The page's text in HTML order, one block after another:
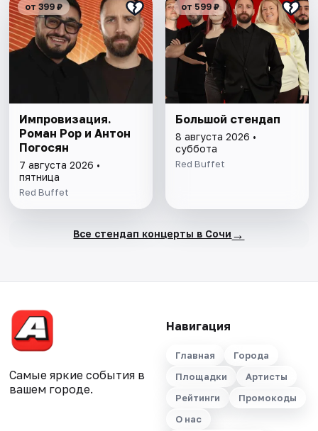
от 399 ₽
Импровизация.
Роман Рор и Антон
Погосян
7 августа 2026 •
пятница
Red Buffet
от 599 ₽
Большой стендап
8 августа 2026 •
суббота
Red Buffet
Все стендап концерты в Сочи →
Самые яркие события в
вашем городе.
Навигация
Главная
Города
Площадки
Артисты
Рейтинги
Промокоды
О нас